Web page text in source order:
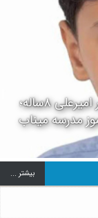
فیلم/ دفن یک لنگه کفش به جای پیکر امیرعلی ۸ساله؛
مدرسه میناب
بيشتر ...